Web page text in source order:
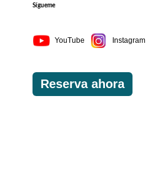
Sígueme
YouTube Instagram
Reserva ahora